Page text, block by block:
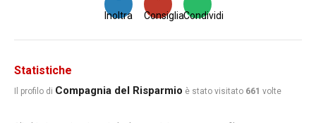
Condividi
Consiglia
Inoltra
Statistiche
Il profilo di Compagnia del Risparmio è stato visitato 661 volte